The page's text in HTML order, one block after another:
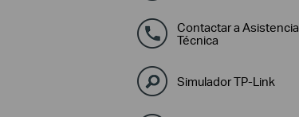
Contactar a Asistencia
Técnica
Simulador TP-Link